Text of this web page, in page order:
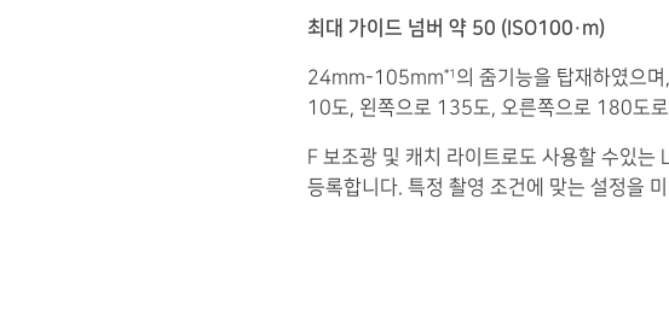
최대 가이드 넘버 약 50 (ISO100·m)
24mm-105mm*1 의 줌기능을 탑재하였으
10도, 왼쪽으로 135도, 오른쪽으로 180도
F 보조광 및 캐치 라이트로도 사용할 수있는
등록합니다. 특정 촬영 조건에 맞는 설정을